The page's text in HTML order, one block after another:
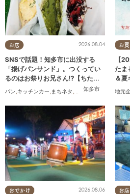
お店
知多市
2026.08.04
SNSで話題！知多市に出没する
「揚げパンサンド」。つくってい
るのはお祭りお兄さん!?【ちたま
パン,キッチンカー, まちネタ ,ちたまる調査隊 行っ
お
【
たま
＆夏
ッピ
地元
おでかけ 2026.08.06 お店